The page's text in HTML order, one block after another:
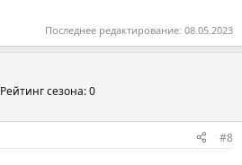
Последнее редактирование: 08.05.2023
Рейтинг сезона: 0
#8